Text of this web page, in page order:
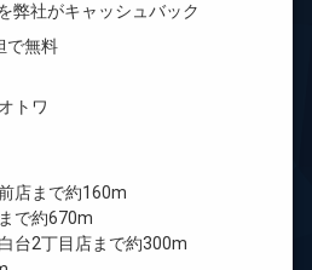
弊社がキャッシュバック
で無料
トワ
店まで約160m
で約670m
台2丁目店まで約300m